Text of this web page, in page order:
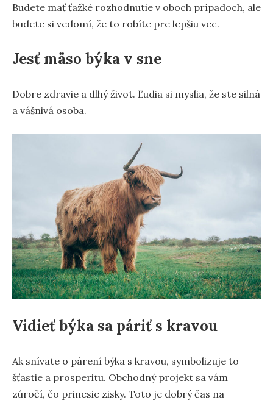
Budete mať ťažké rozhodnutie v oboch prípadoch, ale
budete si vedomí, že to robíte pre lepšiu vec.
Jesť mäso býka v sne
Dobre zdravie a dlhý život. Ľudia si myslia, že ste silná
a vášnivá osoba.
Vidieť býka sa páriť s kravou
Ak snívate o párení býka s kravou, symbolizuje to
šťastie a prosperitu. Obchodný projekt sa vám
zúročí, čo prinesie zisky. Toto je dobrý čas na